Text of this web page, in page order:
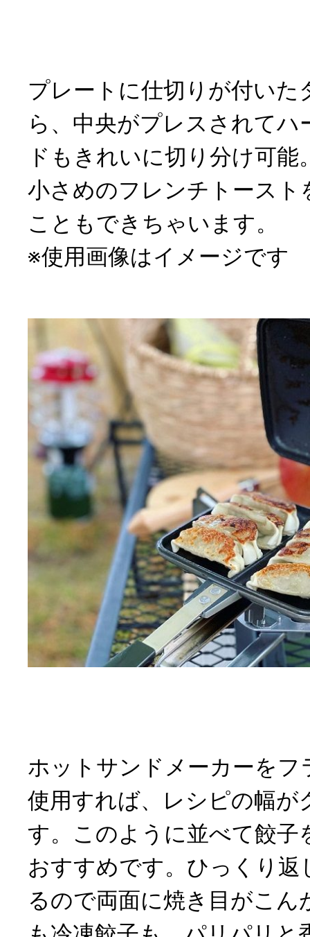
プレートに仕切りが付いた
ら、中央がプレスされて
ドもきれいに切り分け可
小さめのフレンチトースト
こともできちゃいます。
※使用画像はイメージです
ホットサンドメーカーを
使用すれば、レシピの幅が
す。このように並べて餃子
おすすめです。ひっくり返
るので両面に焼き目がこん